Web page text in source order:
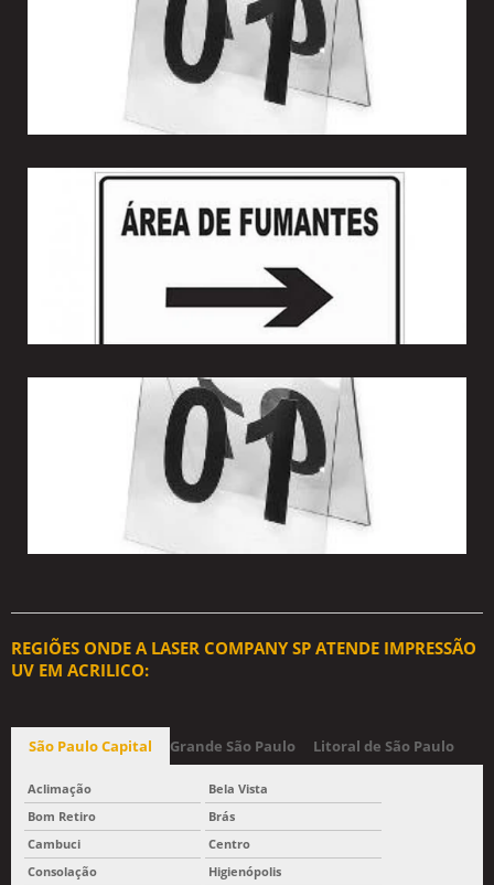
REGIÕES ONDE A LASER COMPANY SP ATENDE IMPRESSÃO
UV EM ACRILICO:
São Paulo Capital Grande São Paulo Litoral de São Paulo
Aclimação
Bela Vista
Bom Retiro
Brás
Cambuci
Centro
Consolação
Higienópolis